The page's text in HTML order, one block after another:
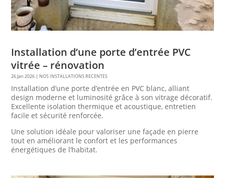
Installation d’une porte d’entrée PVC
vitrée – rénovation
26 Jan 2026 | NOS INSTALLATIONS RECENTES
Installation d’une porte d’entrée en PVC blanc, alliant
design moderne et luminosité grâce à son vitrage décoratif.
Excellente isolation thermique et acoustique, entretien
facile et sécurité renforcée.
Une solution idéale pour valoriser une façade en pierre
tout en améliorant le confort et les performances
énergétiques de l’habitat.